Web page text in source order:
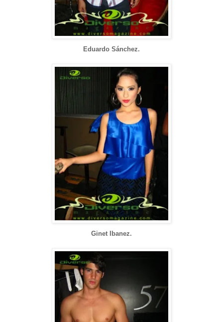
Eduardo Sánchez.
Ginet Ibanez.